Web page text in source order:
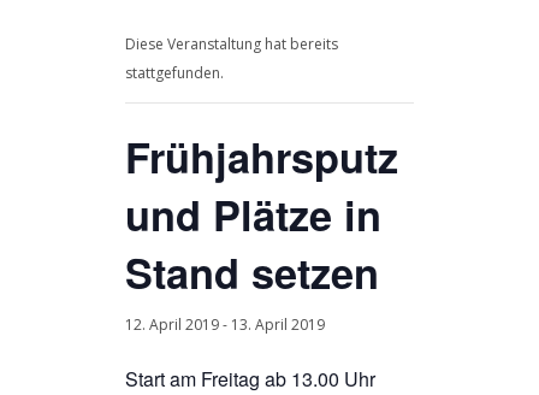
Diese Veranstaltung hat bereits
stattgefunden.
Frühjahrsputz
und Plätze in
Stand setzen
12. April 2019- 13. April 2019
Start am Freitag ab 13.00 Uhr